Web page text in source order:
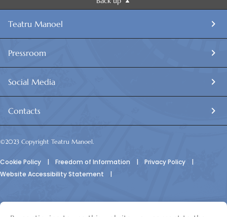
Teatru Manoel
Pressroom
Social Media
Contacts
©2023 Copyright Teatru Manoel.
Cookie Policy | Freedom of Information | Privacy Policy
|
Website Accessibility Statement
|